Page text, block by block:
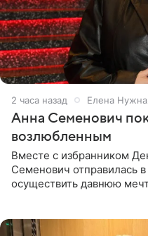
2 часа назад Елена
Анна Семенович
возлюбленным
Вместе с избранником
Семенович отправилась
осуществить давнюю